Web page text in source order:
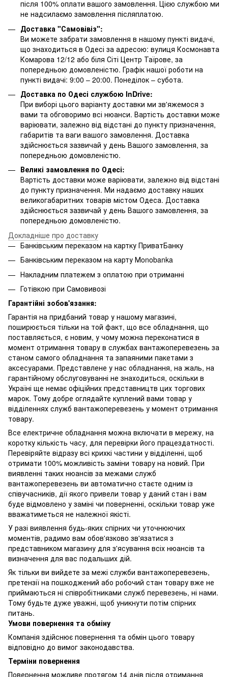
після 100% оплати вашого замовлення. Цією службою ми
не надсилаємо замовлення післяплатою.
Доставка "Самовівіз":
Ви можете забрати замовлення в нашому пункті видачі,
що знаходиться в Одесі за адресою: вулиця Космонавта
Комарова 12/12 або біля Сіті Центр Таїрове, за
попередньою домовленістю. Графік нашої роботи на
пункті видачі: 9:00 – 20:00. Понеділок – субота.
Доставка по Одесі службою InDrive:
При виборі цього варіанту доставки ми зв'яжемося з
вами та обговоримо всі нюанси. Вартість доставки може
варіювати, залежно від відстані до пункту призначення,
габаритів та ваги вашого замовлення. Доставка
здійснюється зазвичай у день Вашого замовлення, за
попередньою домовленістю.
Великі замовлення по Одесі:
Вартість доставки може варіювати, залежно від відстані
до пункту призначення. Ми надаємо доставку наших
великогабаритних товарів містом Одеса. Доставка
здійснюється зазвичай у день Вашого замовлення, за
попередньою домовленістю.
Докладніше про доставку
Банківським переказом на картку ПриватБанку
Банківським переказом на карту Мonobanka
Накладним платежем з оплатою при отриманні
Готівкою при Самовивозі
Гарантійні зобов'язання:
Гарантія на придбаний товар у нашому магазині,
поширюється тільки на той факт, що все обладнання, що
поставляється, є новим, у чому можна переконатися в
момент отримання товару в службах вантажоперевезень за
станом самого обладнання та запаяними пакетами з
аксесуарами. Представлене у нас обладнання, на жаль, на
гарантійному обслуговуванні не знаходиться, оскільки в
Україні ще немає офіційних представництв цих торгових
марок. Тому добре оглядайте куплений вами товар у
відділеннях служб вантажоперевезень у момент отримання
товару.
Все електричне обладнання можна включати в мережу, на
коротку кількість часу, для перевірки його працездатності.
Перевіряйте відразу всі крихкі частини у відділенні, щоб
отримати 100% можливість заміни товару на новий. При
виявленні таких нюансів за межами служб
вантажоперевезень ви автоматично стаєте одним із
співучасників, дії якого привели товар у даний стан і вам
буде відмовлено у заміні чи поверненні, оскільки товар уже
вважатиметься не належної якісті.
У разі виявлення будь-яких спірних чи уточнюючих
моментів, радимо вам обов'язково зв'язатися з
представником магазину для з'ясування всіх нюансів та
визначення для вас подальших дій.
Як тільки ви вийдете за межі служби вантажоперевезень,
претензії на пошкоджений або робочий стан товару вже не
приймаються ні співробітниками служб перевезень, ні нами.
Тому будьте дуже уважні, щоб уникнути потім спірних
питань.
Умови повернення та обміну
Компанія здійснює повернення та обмін цього товару
відповідно до вимог законодавства.
Терміни повернення
Повернення можливе протягом 14 днів після отримання